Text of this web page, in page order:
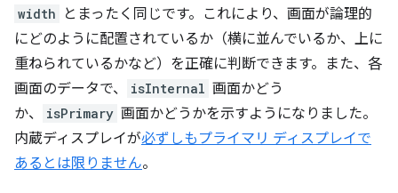
width
とまったく同じです。これにより、画面が論理的
にどのように配置されているか（横に並んでいるか、上に
重ねられているかなど）を正確に判断できます。また、各
画面のデータで、
isInternal 画面かどう
か、
isPrimary 画面かどうかを示すようになりました。
内蔵ディスプレイが必ずしもプライマリ ディスプレイで
あるとは限りません。